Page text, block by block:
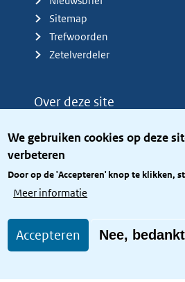
We gebruiken cookies op deze
verbeteren
Door op de 'Accepteren' knop te klikken,
Meer informatie
Accepteren Nee,
Sitemap
Trefwoorden
Zetelverdeler
Over deze site
Privacy
Toegang site openbaar
Toegankelijkheid